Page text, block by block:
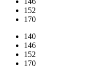
152
170
140
146
152
170